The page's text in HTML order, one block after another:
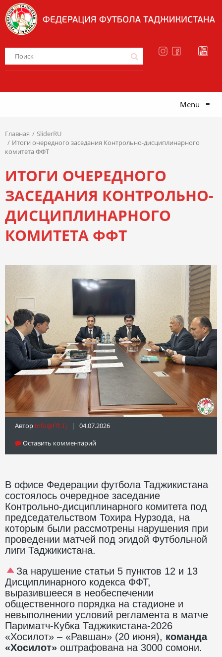
Menu ≡
Главная
SliderRU
Итоги очередного заседания Контрольно-дисциплинарного
комитета ФФТ
ИТОГИ ОЧЕРЕДНОГО
ЗАСЕДАНИЯ КОНТРОЛЬНО-
ДИСЦИПЛИНАРНОГО
КОМИТЕТА ФФТ
Автор Info@fft.tj | 04.07.2026
Оставить комментарий
В офисе Федерации футбола Таджикистана
состоялось очередное заседание
Контрольно-дисциплинарного комитета под
председательством Тохира Нурзода, на
которым были рассмотрены нарушения при
проведении матчей под эгидой Футбольной
лиги Таджикистана.
За нарушение статьи 5 пунктов 12 и 13
Дисциплинарного кодекса ФФТ,
выразившееся в необеспечении
общественного порядка на стадионе и
невыполнении условий регламента в матче
Париматч-Кубка Таджикистана-2026
«Хосилот» – «Равшан» (20 июня), команда
«Хосилот» оштрафована на 3000 сомони.